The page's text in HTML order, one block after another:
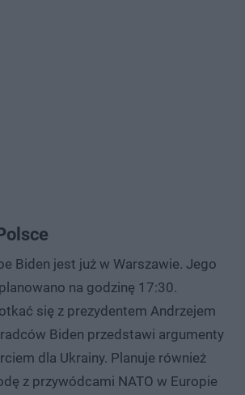
Biden jest już w Warszawie. Jego
na godzinę 17:30.
się z prezydentem Andrzejem
Biden przedstawi argumenty
dla Ukrainy. Planuje również
z przywódcami NATO w Europie